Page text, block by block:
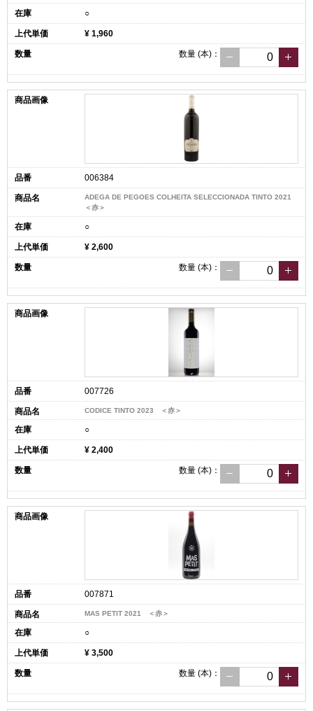
○
¥ 1,960
数量 (本) ：
006384
ADEGA DE PEGOES COLHEITA SELECCIONADA TINTO 2021
＜赤＞
○
¥ 2,600
数量 (本) ：
007726
CODICE TINTO 2023 ＜赤＞
○
¥ 2,400
数量 (本) ：
007871
MAS PETIT 2021 ＜赤＞
○
¥ 3,500
数量 (本) ：